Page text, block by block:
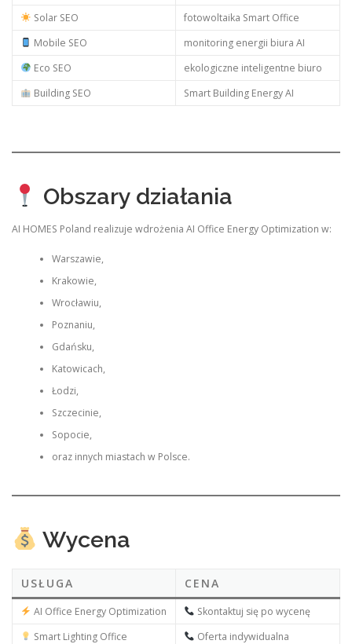
Solar SEO
fotowoltaika Smart Office
Mobile SEO
monitoring energii biura AI
Eco SEO
ekologiczne inteligentne biuro
Building SEO
Smart Building Energy AI
Obszary działania
AI HOMES Poland realizuje wdrożenia AI Office Energy Optimization w:
Warszawie,
Krakowie,
Wrocławiu,
Poznaniu,
Gdańsku,
Katowicach,
Łodzi,
Szczecinie,
Sopocie,
oraz innych miastach w Polsce.
Wycena
USŁUGA CENA
AI Office Energy Optimization
Skontaktuj się po wycenę
Smart Lighting Office
Oferta indywidualna